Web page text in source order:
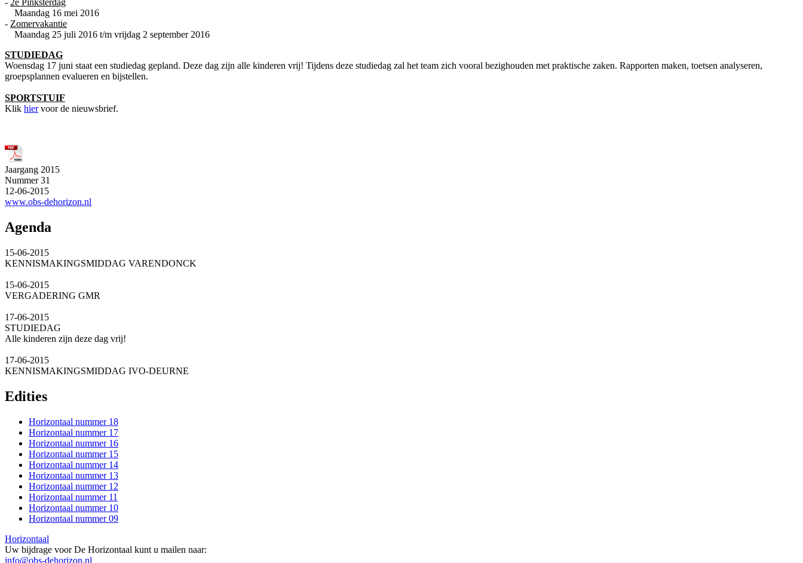
- 2e Pinksterdag
Maandag 16 mei 2016
- Zomervakantie
Maandag 25 juli 2016 t/m vrijdag 2 september 2016
STUDIEDAG
Woensdag 17 juni staat een studiedag gepland. Deze dag zijn alle kinderen vrij! Tijdens deze studiedag zal het team zich vooral bezighouden met praktische zaken. Rapporten maken, toetsen analyseren,
groepsplannen evalueren en bijstellen.
SPORTSTUIF
Klik hiervoor de nieuwsbrief.
Jaargang 2015
Nummer 31
12-06-2015
www.obs-dehorizon.nl
Agenda
15-06-2015
KENNISMAKINGSMIDDAG VARENDONCK
15-06-2015
VERGADERING GMR
17-06-2015
STUDIEDAG
Alle kinderen zijn deze dag vrij!
17-06-2015
KENNISMAKINGSMIDDAG IVO-DEURNE
Edities
Horizontaal nummer 18
Horizontaal nummer 17
Horizontaal nummer 16
Horizontaal nummer 15
Horizontaal nummer 14
Horizontaal nummer 13
Horizontaal nummer 12
Horizontaal nummer 11
Horizontaal nummer 10
Horizontaal nummer 09
Horizontaal
Uw bijdrage voor De Horizontaal kunt u mailen naar:
info@obs-dehorizon.nl